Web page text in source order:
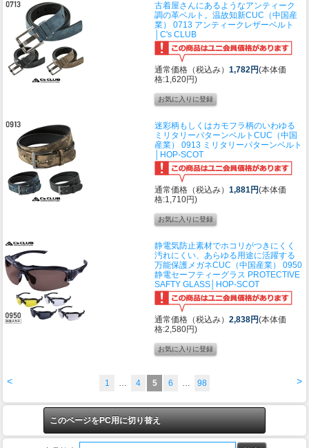
古着屋さんにあるようなアンティーク
調の革ベルト。温故知新CUC（中国産
業） 0713 アンティークレザーベルト
│C's CLUB
通常価格（税込み） 1,782円(本体価
格:1,620円)
迷彩柄もしくはカモフラ柄のいわゆる
ミリタリーパターンベルト CUC（中国
産業） 0913 ミリタリーパターンベルト
│HOP-SCOT
通常価格（税込み） 1,881円(本体価
格:1,710円)
静電気防止素材でホコリがつきにくく
汚れにくい、あらゆる用途に活躍する
万能保護メガネCUC（中国産業） 0950
静電セーフティーグラス PROTECTIVE
SAFTY GLASS│HOP-SCOT
通常価格（税込み） 2,838円(本体価
格:2,580円)
< >
1 … 4 5 6 … 98
このページをPC用に切り替え